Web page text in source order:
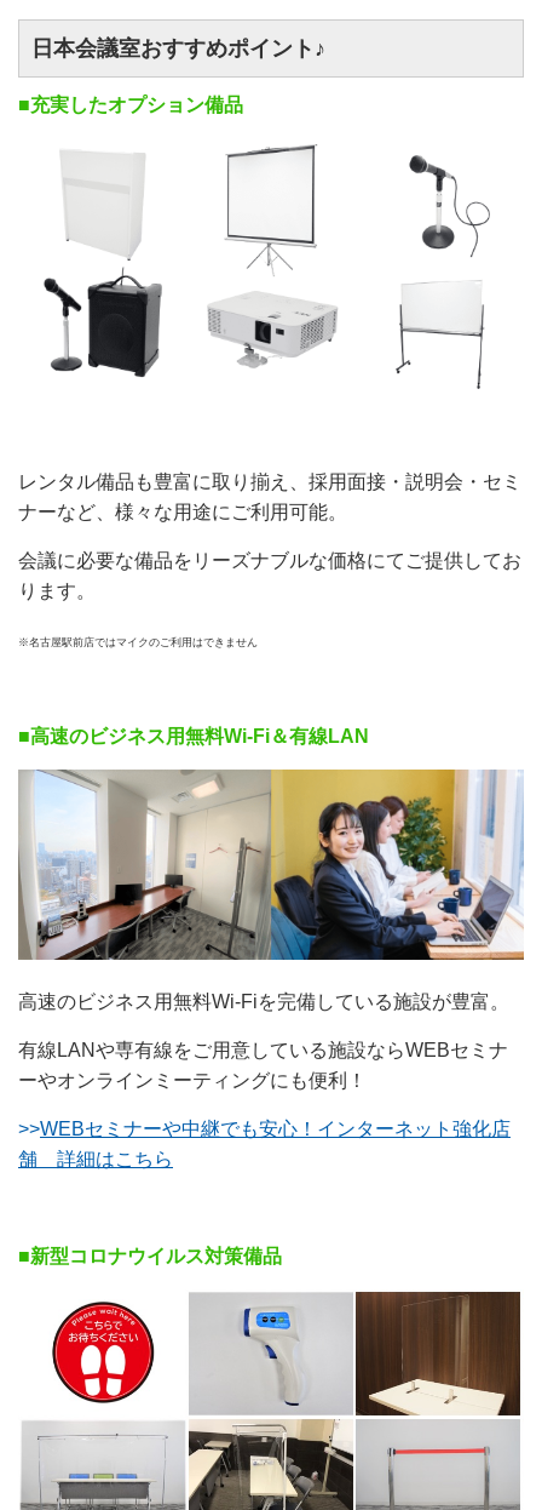
日本会議室おすすめポイント♪
■充実したオプション備品
レンタル備品も豊富に取り揃え、採用面接・説明会・セミ
ナーなど、様々な用途にご利用可能。
会議に必要な備品をリーズナブルな価格にてご提供してお
ります。
※名古屋駅前店ではマイクのご利用はできません
■高速のビジネス用無料Wi-Fi＆有線LAN
高速のビジネス用無料Wi-Fiを完備している施設が豊富。
有線LANや専有線をご用意している施設ならWEBセミナ
ーやオンラインミーティングにも便利！
>>WEBセミナーや中継でも安心！インターネット強化店
舗 詳細はこちら
■新型コロナウイルス対策備品